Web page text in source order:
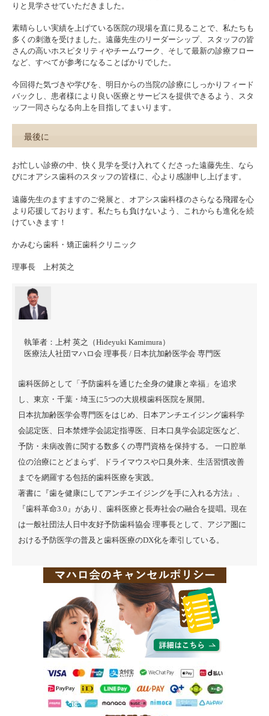
りと見学させていただきました。
素晴らしい実績を上げている医院の現場を直に見ることで、私たちも
多くの刺激を受けました。遠藤先生のリーダーシップ、スタッフの皆
さんの高いホスピタリティやチームワーク、そして最新の診療フロー
など、すべてが参考になることばかりでした。
今回得た気づきや学びを、明日からの当院の診療にしっかりフィード
バックし、患者様により良い医療とサービスを提供できるよう、スタ
ッフ一同さらなる向上を目指してまいります。
最後に
お忙しい診療の中、快く見学を受け入れてくださった遠藤先生、なら
びにオアシス歯科のスタッフの皆様に、心より感謝申し上げます。
遠藤先生のますますのご発展と、オアシス歯科様のさらなる飛躍を心
より応援しております。私たちも負けないよう、これからも進化を続
けていきます！
かみむら歯科・矯正歯科クリニック
理事長 上村英之
執筆者： 上村 英之（Hideyuki Kamimura）
医療法人社団マハロ会 理事長 / 日本抗加齢医学会 専門医
歯科医師として「予防歯科を通じた全身の健康と幸福」を追求
し、東京・千葉・埼玉に5つの大規模歯科医院を展開。
日本抗加齢医学会専門医をはじめ、日本アンチエイジング歯科学
会認定医、日本禁煙学会認定指導医、日本口臭学会認定医など、
予防・未病改善に関する数多くの専門資格を保持する。 一口腔単
位の治療にとどまらず、ドライマウスや口臭外来、生活習慣改善
までを網羅する包括的歯科医療を実践。
著書に『歯を健康にしてアンチエイジングを手に入れる方法』、
『歯科革命3.0』があり、歯科医療と長寿社会の融合を提唱。現在
は一般社団法人日中友好予防歯科協会 理事長として、アジア圏に
おける予防医学の普及と歯科医療のDX化を牽引している。